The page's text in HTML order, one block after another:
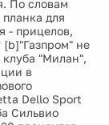
По словам
для
- прицелов,
[b]"Газпром" не
клуба "Милан",
в
Dello Sport
Сильвио